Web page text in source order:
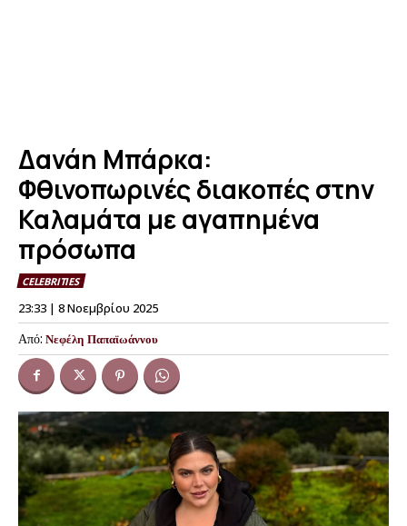
Δανάη Μπάρκα:
Φθινοπωρινές διακοπές στην
Καλαμάτα με αγαπημένα
πρόσωπα
CELEBRITIES
23:33 | 8 Νοεμβρίου 2025
Από: Νεφέλη Παπαϊωάννου